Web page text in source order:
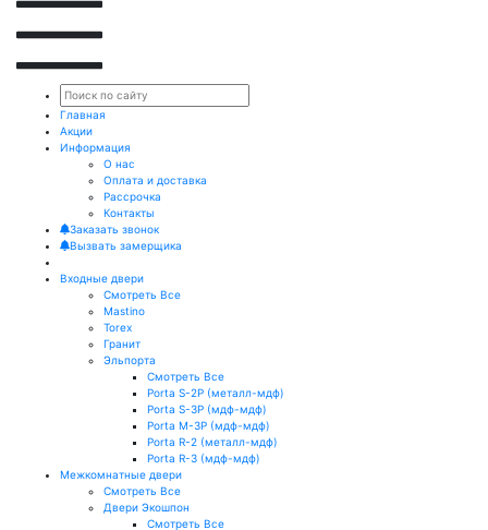
Главная
Акции
Информация
О нас
Оплата и доставка
Рассрочка
Контакты
Заказать звонок
Вызвать замерщика
Входные двери
Смотреть Все
Mastino
Torex
Гранит
Эльпорта
Смотреть Все
Porta S-2P (металл-мдф)
Porta S-3P (мдф-мдф)
Porta M-3P (мдф-мдф)
Porta R-2 (металл-мдф)
Porta R-3 (мдф-мдф)
Межкомнатные двери
Смотреть Все
Двери Экошпон
Смотреть Все